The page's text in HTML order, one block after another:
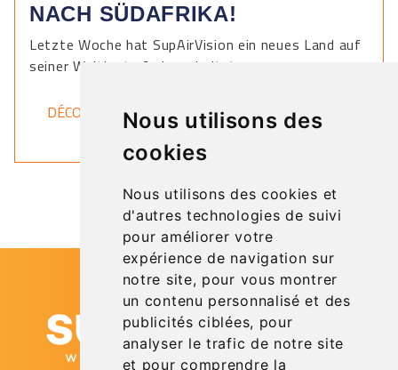
Nous utilisons des
cookies
Nous utilisons des cookies et
d'autres technologies de suivi
pour améliorer votre
expérience de navigation sur
notre site, pour vous montrer
un contenu personnalisé et des
publicités ciblées, pour
analyser le trafic de notre site
et pour comprendre la
NACH SÜDAFRIKA!
Letzte Woche hat SupAirVision ein neues Land auf
seiner Weltkarte freigeschaltet.
DÉCOUVRIR